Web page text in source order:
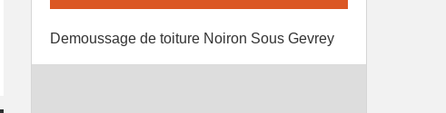
Demoussage de toiture Noiron Sous Gevrey